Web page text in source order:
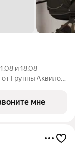
и 18.08
Группы Аквилон:
4%!мне